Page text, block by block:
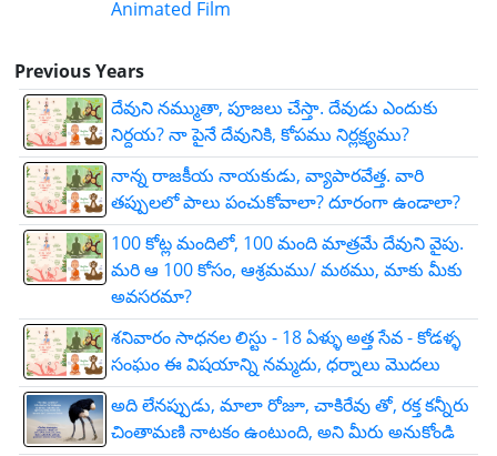
Animated Film
Previous Years
దేవుని నమ్ముతా, పూజలు చేస్తా. దేవుడు ఎందుకు
నిర్దయ? నా పైనే దేవునికి, కోపము నిర్లక్ష్యము?
నాన్న రాజకీయ నాయకుడు, వ్యాపారవేత్త. వారి
తప్పులలో పాలు పంచుకోవాలా? దూరంగా ఉండాలా?
100 కోట్ల మందిలో, 100 మంది మాత్రమే దేవుని వైపు.
మరి ఆ 100 కోసం, ఆశ్రమము/ మఠము, మాకు మీకు
అవసరమా?
శనివారం సాధనల లిస్టు - 18 ఏళ్ళు అత్త సేవ - కోడళ్ళ
సంఘం ఈ విషయాన్ని నమ్మదు, ధర్నాలు మొదలు
అది లేనప్పుడు, మాలా రోజూ, చాకిరేవు తో, రక్త కన్నీరు
చింతామణి నాటకం ఉంటుంది, అని మీరు అనుకోండి